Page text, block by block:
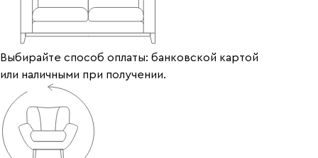
Выбирайте способ оплаты: банковской картой
или наличными при получении.